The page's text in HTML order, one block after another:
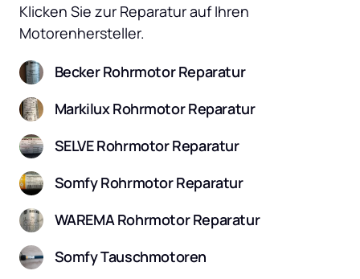
Klicken Sie zur Reparatur auf Ihren
Motorenhersteller.
Becker Rohrmotor Reparatur
Markilux Rohrmotor Reparatur
SELVE Rohrmotor Reparatur
Somfy Rohrmotor Reparatur
WAREMA Rohrmotor Reparatur
Somfy Tauschmotoren